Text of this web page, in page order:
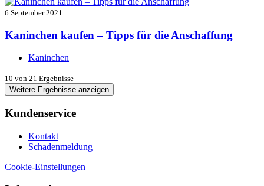
6 September 2021
Kaninchen kaufen – Tipps für die Anschaffung
Kaninchen
10 von 21 Ergebnisse
Weitere Ergebnisse anzeigen
Kundenservice
Kontakt
Schadenmeldung
Cookie-Einstellungen